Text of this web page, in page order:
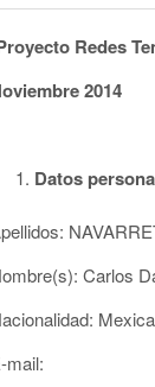
Redes
2014
Datos
Carlos
mail: